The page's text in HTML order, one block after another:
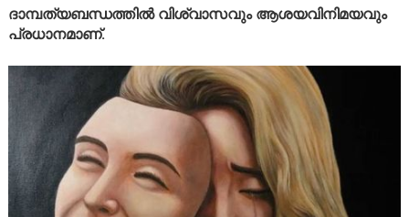
ദാമ്പത്യബന്ധത്തിൽ വിശ്വാസവും ആശയവിനിമയവും
പ്രധാനമാണ്.